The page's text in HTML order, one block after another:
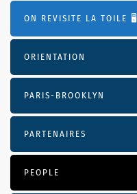
ON REVISITE LA TOILE 🖥️
ORIENTATION
PARIS-BROOKLYN
PARTENAIRES
PEOPLE